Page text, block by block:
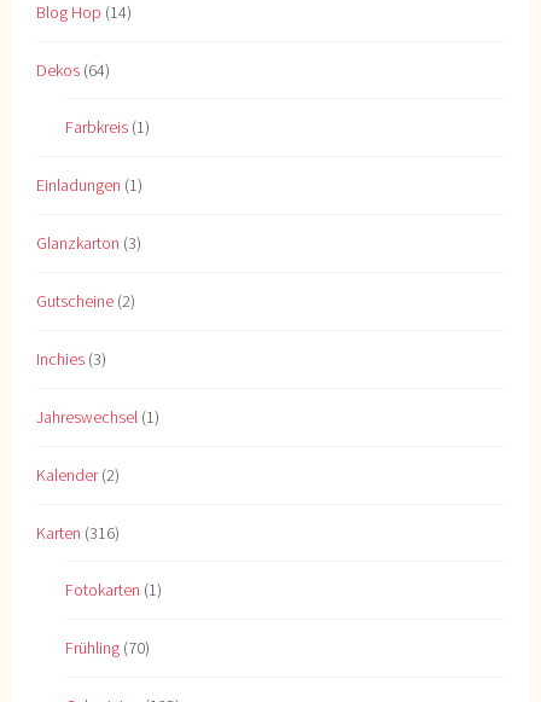
Blog Hop (14)
Dekos (64)
Farbkreis (1)
Einladungen (1)
Glanzkarton (3)
Gutscheine (2)
Inchies (3)
Jahreswechsel (1)
Kalender(2)
Karten (316)
Fotokarten (1)
Frühling (70)